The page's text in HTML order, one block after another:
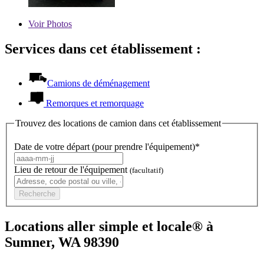
VoirPhotos
Services dans cet établissement :
Camions de déménagement
Remorques et remorquage
Trouvez des locations de camion dans cet établissement
Date de votre départ (pour prendre l'équipement)*
Lieu de retour de l'équipement (facultatif)
Recherche
Locations aller simple et locale® à
Sumner, WA 98390